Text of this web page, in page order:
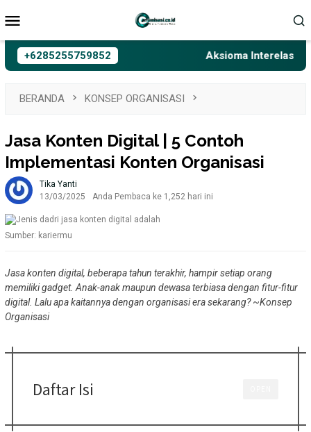
ke
Mobile
+6285255759852 Aksioma Interelasi,
BERANDA KONSEP ORGANISASI
Jasa Konten Digital | 5 Contoh
Implementasi Konten Organisasi
Tika Yanti
13/03/2025
Anda Pembaca ke 1,252 hari ini
Sumber: kariermu
Jasa konten digital, beberapa tahun terakhir, hampir setiap orang
memiliki gadget. Anak-anak maupun dewasa terbiasa dengan fitur-fitur
digital. Lalu apa kaitannya dengan organisasi era sekarang?~Konsep
Organisasi
Daftar Isi